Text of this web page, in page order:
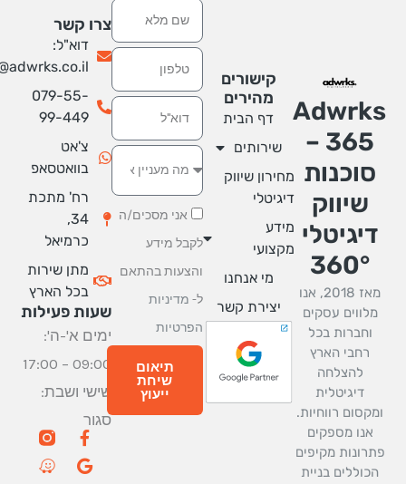
365 –
סוכנות
שיווק
דיגיטלי
360°
מאז 2018, אנו
מלווים עסקים
וחברות בכל
רחבי הארץ
להצלחה
דיגיטלית
רווחיות.
אנו מספקים
מקיפים
בניית
צרו קשר
דוא"ל:
info@adwrks.co.il
079-55-
99-449
צ'אט
בוואטסאפ
רח' מתכת
כרמיאל
מתן שירות
בכל הארץ
שעות פעילות
ימים א'-ה':
09:00 – 17:00
שישי ושבת:
סגור
M
p
אימייל
אני מסכים/ה
לקבל מידע
והצעות בהתאם
ל- מדיניות
הפרטיות
תיאום
שיחת
ייעוץ
קישורים
מהירים
דף הבית
שירותים
מחירון שיווק
דיגיטלי
מידע
מקצועי
מי אנחנו
יצירת קשר